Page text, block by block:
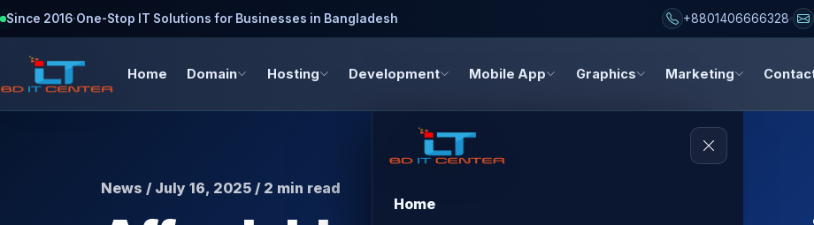
Since 2016·One-Stop IT Solutions for Businesses in Bangladesh +8801406666328
Home Domain Hosting Development Mobile App Graphics Marketing
Home
News / July 16, 2025 / 2 min read